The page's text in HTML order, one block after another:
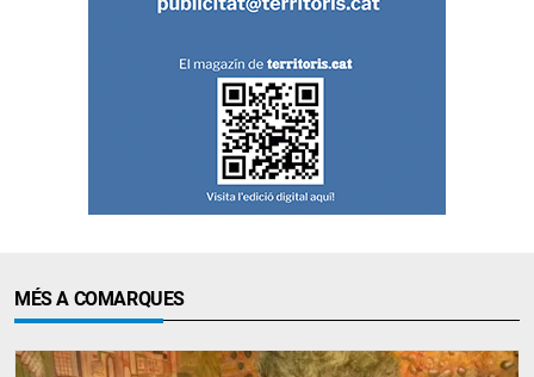
MÉS A COMARQUES